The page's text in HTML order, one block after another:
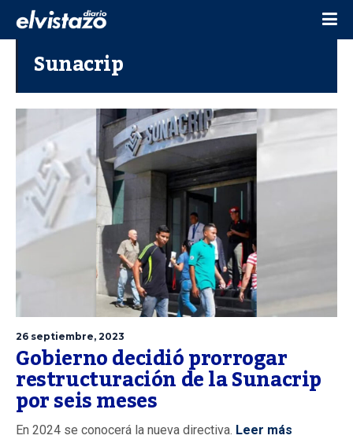
Sunacrip
26 septiembre, 2023
Gobierno decidió prorrogar
restructuración de la Sunacrip
por seis meses
En 2024 se conocerá la nueva directiva. Leer más